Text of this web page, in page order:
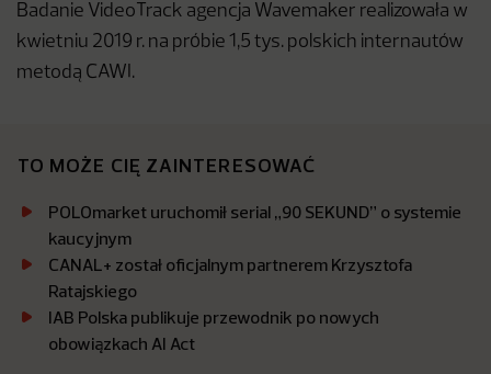
Badanie VideoTrack agencja Wavemaker realizowała w
kwietniu 2019 r. na próbie 1,5 tys. polskich internautów
metodą CAWI.
TO MOŻE CIĘ ZAINTERESOWAĆ
POLOmarket uruchomił serial „90 SEKUND” o systemie
kaucyjnym
CANAL+ został oficjalnym partnerem Krzysztofa
Ratajskiego
IAB Polska publikuje przewodnik po nowych
obowiązkach AI Act